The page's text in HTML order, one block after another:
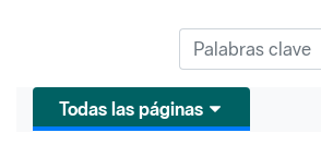
Todas las páginas